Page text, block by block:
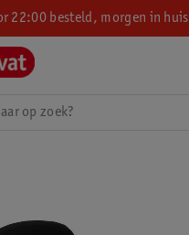
22:00 besteld, morgen in huis